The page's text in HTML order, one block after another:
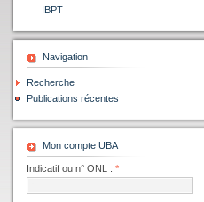
IBPT
Navigation
Recherche
Publications récentes
Mon compte UBA
Indicatif ou n° ONL : *